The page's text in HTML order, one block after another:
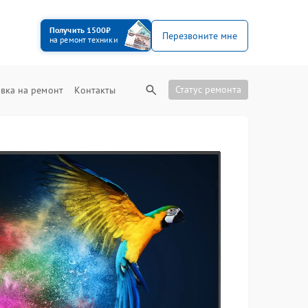
Получить 1500₽
на ремонт техники
Перезвоните мне
на ремонт Контакты Статус ремонта